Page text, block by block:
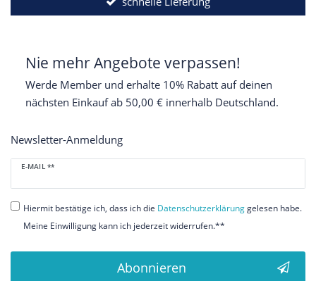
Nie mehr Angebote verpassen!
Werde Member und erhalte 10% Rabatt auf deinen
nächsten Einkauf ab 50,00 € innerhalb Deutschland.
Newsletter-Anmeldung
E-MAIL **
Newsletter
Honig
Hiermit bestätige ich, dass ich die Daten­schutz­erklärunggelesen habe.
Meine Einwilligung kann ich jederzeit widerrufen.**
Abonnieren